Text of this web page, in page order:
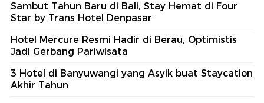
Sambut Tahun Baru di Bali, Stay Hemat di Four
Star by Trans Hotel Denpasar
Hotel Mercure Resmi Hadir di Berau, Optimistis
Jadi Gerbang Pariwisata
3 Hotel di Banyuwangi yang Asyik buat Staycation
Akhir Tahun